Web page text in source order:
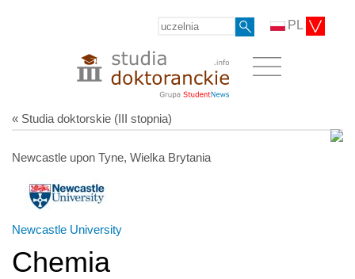
PL
« Studia doktorskie (III stopnia)
Newcastle upon Tyne, Wielka Brytania
Newcastle University
Chemia